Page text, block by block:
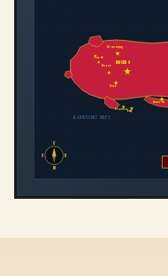
МОСКВА
Ленинград
Киев
Минск
Ташкент
ТбилисиБаку
Рига
С
Ю
З
В
БАЛТИЙСКОЕ МОРЕ